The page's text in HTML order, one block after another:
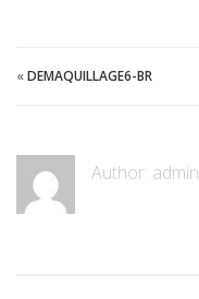
«DEMAQUILLAGE6-BR
Author: admin